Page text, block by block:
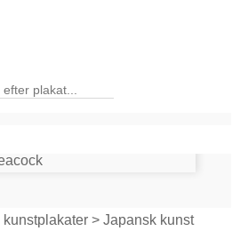
kunstplakater > Japansk kunst